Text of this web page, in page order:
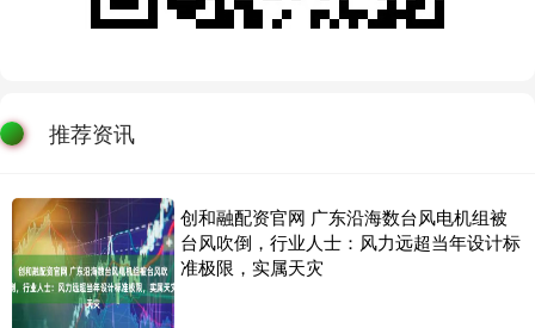
推荐资讯
创和融配资官网 广东沿海数台风电机组被
台风吹倒，行业人士：风力远超当年设计标
准极限，实属天灾